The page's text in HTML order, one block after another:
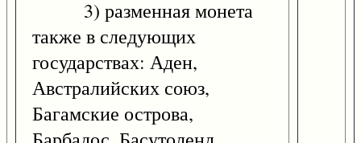
3) разменная монета
также в следующих
государствах: Аден,
Австралийских союз,
Багамские острова,